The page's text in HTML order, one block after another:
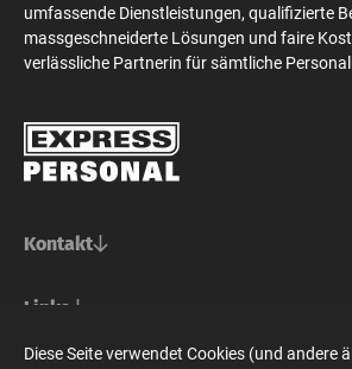
umfassende Dienstleistungen, qualifizierte
massgeschneiderte Lösungen und faire
verlässliche Partnerin für sämtliche
Kontakt
Basel/Nordwestschweiz
Steinenvorstadt 73
Bern/Mittelland
Links
Für Stellensuchende
Diese Seite verwendet Cookies (und andere